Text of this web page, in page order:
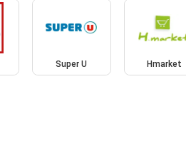
Super U Hmarket